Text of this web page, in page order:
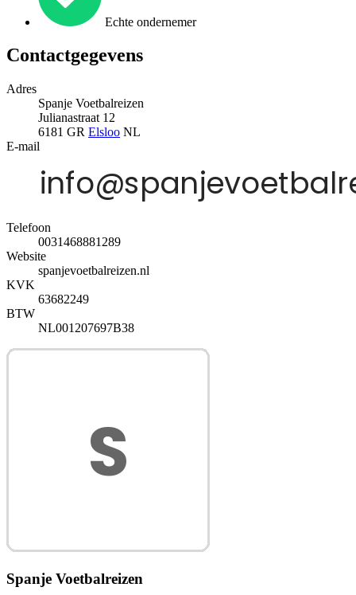
Echte ondernemer
Contactgegevens
Adres
Spanje Voetbalreizen
Julianastraat 12
6181 GR Elsloo NL
E-mail
Telefoon
0031468881289
Website
spanjevoetbalreizen.nl
KVK
63682249
BTW
NL001207697B38
Spanje Voetbalreizen